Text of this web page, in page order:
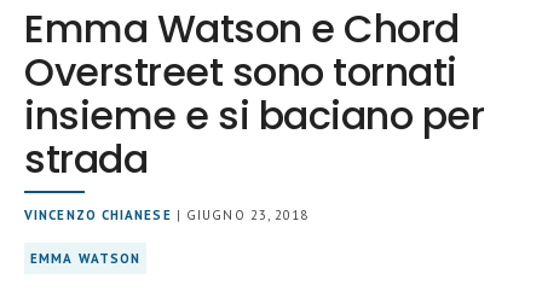
Emma Watson e Chord
Overstreet sono tornati
insieme e si baciano per
strada
VINCENZO CHIANESE | GIUGNO 23, 2018
EMMA WATSON